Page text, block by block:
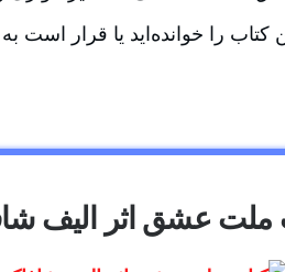
را خوانده‌اید یا قرار است به
ملت عشق اثر الیف